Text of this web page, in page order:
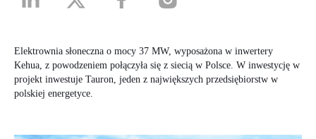
Elektrownia słoneczna o mocy 37 MW, wyposażona w inwertery
Kehua, z powodzeniem połączyła się z siecią w Polsce. W inwestycję w
projekt inwestuje Tauron, jeden z największych przedsiębiorstw w
polskiej energetyce.